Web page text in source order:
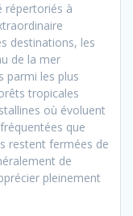
répertoriés à
destinations, les
de la mer
parmi les plus
tropicales
où évoluent
que
restent fermées de
de
pleinement